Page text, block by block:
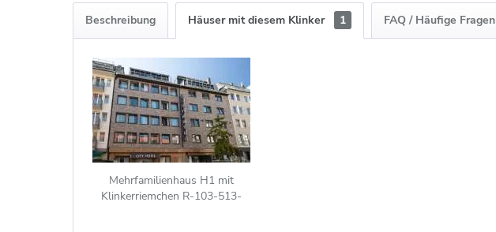
Beschreibung Häuser mit diesem Klinker 1 FAQ / Häufige Fragen
Mehrfamilienhaus H1 mit
Klinkerriemchen R-103-513-